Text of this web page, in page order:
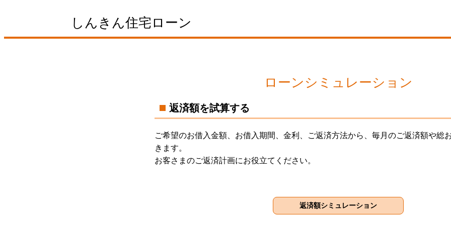
しんきん住宅ローン
ローンシミュレーション
返済額を試算する
ご希望のお借入金額、お借入期間、金利、ご返済方法から、毎月のご返済額や総
きます。
お客さまのご返済計画にお役立てください。